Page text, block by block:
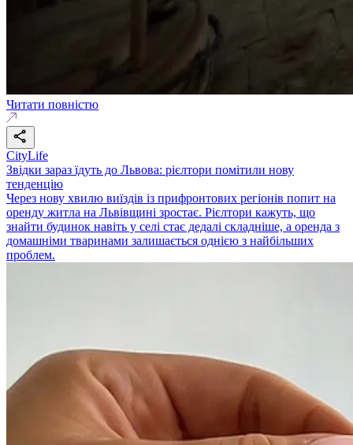
Читати повністю
CityLife
Звідки зараз їдуть до Львова: рієлтори помітили нову
тенденцію
Через нову хвилю виїздів із прифронтових регіонів попит на
оренду житла на Львівщині зростає. Рієлтори кажуть, що
знайти будинок навіть у селі стає дедалі складніше, а оренда з
домашніми тваринами залишається однією з найбільших
проблем.